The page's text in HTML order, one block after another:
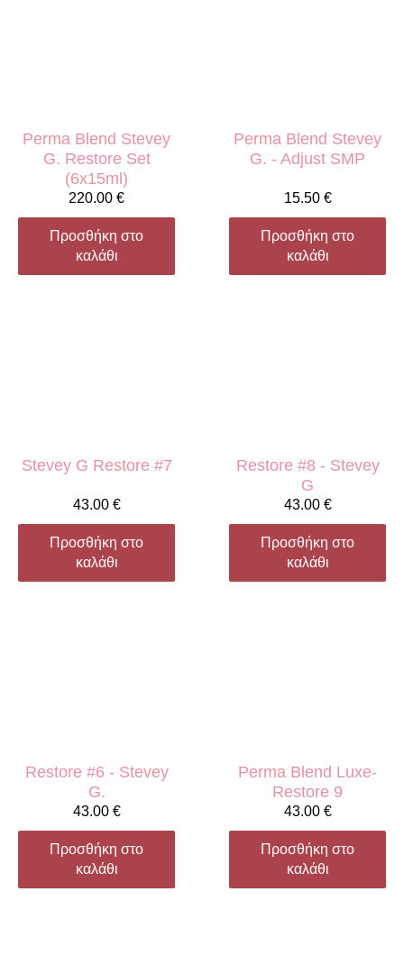
Perma Blend Stevey
G. Restore Set
(6x15ml)
220.00 €
Προσθήκη στο
καλάθι
Perma Blend Stevey
G. - Adjust SMP
15.50 €
Προσθήκη στο
καλάθι
Stevey G Restore #7
43.00 €
Προσθήκη στο
καλάθι
Restore #8 - Stevey
G
43.00 €
Προσθήκη στο
καλάθι
Restore #6 - Stevey
G.
43.00 €
Προσθήκη στο
καλάθι
Perma Blend Luxe-
Restore 9
43.00 €
Προσθήκη στο
καλάθι